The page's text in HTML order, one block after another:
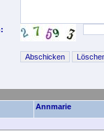
Annmarie